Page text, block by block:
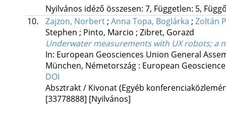
Nyilvános idéző összesen: 7, Független: 5,
10.
Zajzon, Norbert; Anna Topa, Boglárka ; Zoltán
Stephen ; Pinto, Marcio ; Zibret, Gorazd
Underwater measurements with UX robots; a
In: European Geosciences Union General
München, Németország : European
DOI
Absztrakt / Kivonat (Egyéb
[33778888] [Nyilvános]